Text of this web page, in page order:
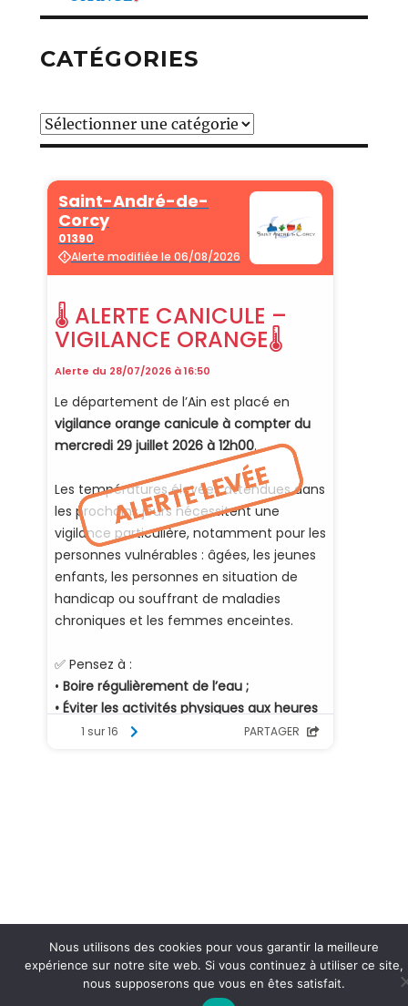
CATÉGORIES
Catégories
Nous utilisons des cookies pour vous garantir la meilleure
expérience sur notre site web. Si vous continuez à utiliser ce site,
nous supposerons que vous en êtes satisfait.